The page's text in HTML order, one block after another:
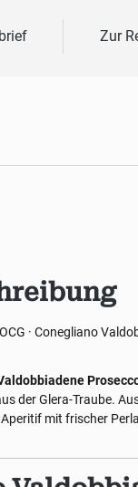
Zur
· Conegliano
der Glera-Traube.
mit frischer